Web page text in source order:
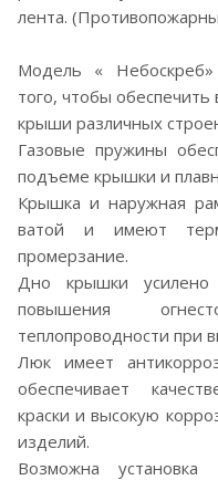
лента.
Модель « Небоскреб»
того, чтобы обеспечить
крыши различных
Газовые пружины
подъеме крышки и
Крышка и наружная
ватой и имеют
промерзание.
Дно крышки усилено
повышения
теплопроводности при
Люк имеет
обеспечивает
краски и высокую
изделий.
Возможна установка